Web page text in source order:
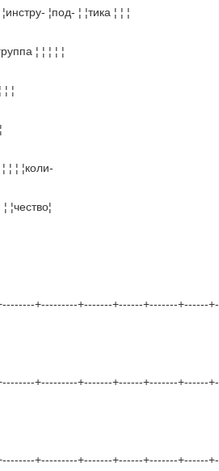
¦под- ¦ ¦тика ¦ ¦ ¦
¦ ¦ ¦ ¦ ¦
¦
¦ ¦ ¦коли-
¦чество¦
+---------+-------+------+-------+------
+---------+-------+------+-------+------
+---------+-------+------+-------+------